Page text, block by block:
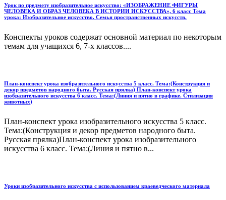
Урок по предмету изобразительное искусство: «ИЗОБРАЖЕНИЕ ФИГУРЫ
ЧЕЛОВЕКА И ОБРАЗ ЧЕЛОВЕКА В ИСТОРИИ ИСКУССТВА», 6 класс Тема
урока: Изобразительное искусство. Семья пространственных искусств.
Конспекты уроков содержат основной материал по некоторым
темам для учащихся 6, 7-х классов....
План-конспект урока изобразительного искусства 5 класс. Тема:(Конструкция и
декор предметов народного быта. Русская прялка) План-конспект урока
изобразительного искусства 6 класс. Тема:(Линия и пятно в графике. Стилизация
животных)
План-конспект урока изобразительного искусства 5 класс.
Тема:(Конструкция и декор предметов народного быта.
Русская прялка)План-конспект урока изобразительного
искусства 6 класс. Тема:(Линия и пятно в...
Уроки изобразительного искусства с использованием краеведческого материала